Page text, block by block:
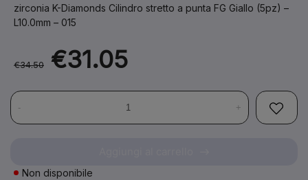
zirconia K-Diamonds Cilindro stretto a punta FG Giallo (5pz) –
L10.0mm – 015
€34.50 €31.05
- +
Non disponibile